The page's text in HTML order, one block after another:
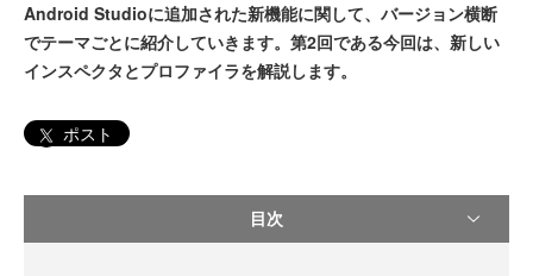
Android Studioに追加された新機能に関して、バージョン横断
でテーマごとに紹介していきます。第2回である今回は、新しい
インスペクタとプロファイラを解説します。
ポスト
目次